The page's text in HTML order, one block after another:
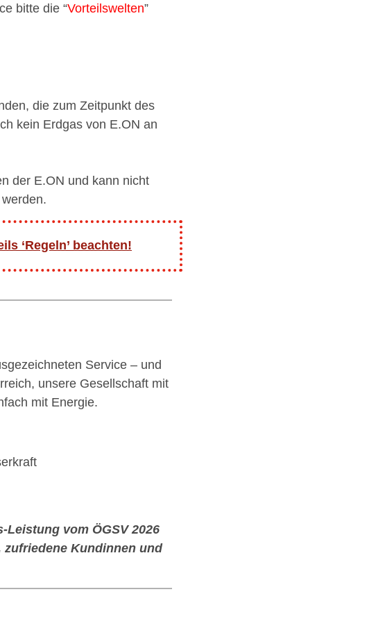
bitte die “Vorteilswelten”
die zum Zeitpunkt des
kein Erdgas von E.ON an
der E.ON und kann nicht
‘Regeln’ beachten!
Service – und
unsere Gesellschaft mit
mit Energie.
Leistung vom ÖGSV 2026
zufriedene Kundinnen und